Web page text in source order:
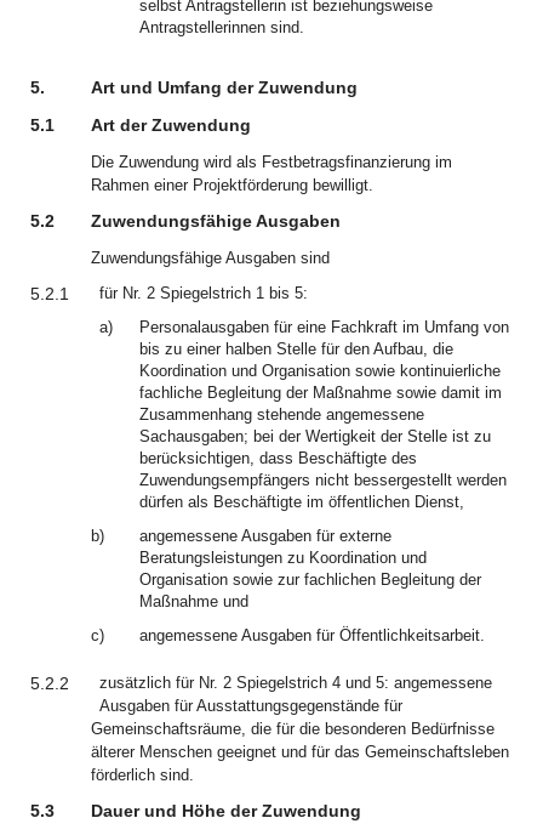
selbst Antragstellerin ist beziehungsweise
Antragstellerinnen sind.
5.
Art und Umfang der Zuwendung
5.1
Art der Zuwendung
Die Zuwendung wird als Festbetragsfinanzierung im
Rahmen einer Projektförderung bewilligt.
5.2 Zuwendungsfähige Ausgaben
Zuwendungsfähige Ausgaben sind
5.2.1
für Nr. 2 Spiegelstrich 1 bis 5:
a)
Personalausgaben für eine Fachkraft im Umfang von
bis zu einer halben Stelle für den Aufbau, die
Koordination und Organisation sowie kontinuierliche
fachliche Begleitung der Maßnahme sowie damit im
Zusammenhang stehende angemessene
Sachausgaben; bei der Wertigkeit der Stelle ist zu
berücksichtigen, dass Beschäftigte des
Zuwendungsempfängers nicht bessergestellt werden
dürfen als Beschäftigte im öffentlichen Dienst,
b)
angemessene Ausgaben für externe
Beratungsleistungen zu Koordination und
Organisation sowie zur fachlichen Begleitung der
Maßnahme und
c)
angemessene Ausgaben für Öffentlichkeitsarbeit.
5.2.2
zusätzlich für Nr. 2 Spiegelstrich 4 und 5: angemessene
Ausgaben für Ausstattungsgegenstände für
Gemeinschaftsräume, die für die besonderen Bedürfnisse
älterer Menschen geeignet und für das Gemeinschaftsleben
förderlich sind.
5.3
Dauer und Höhe der Zuwendung